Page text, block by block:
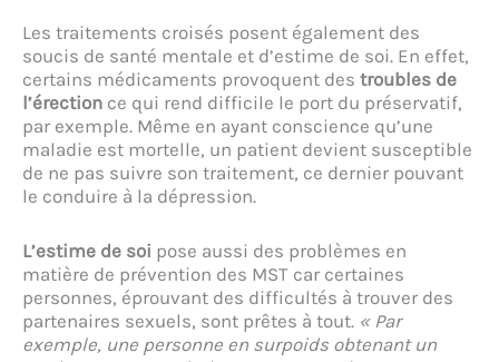
Les traitements croisés posent également des
soucis de santé mentale et d’estime de soi. En effet,
certains médicaments provoquent des troubles de
l’érection ce qui rend difficile le port du préservatif,
par exemple. Même en ayant conscience qu’une
maladie est mortelle, un patient devient susceptible
de ne pas suivre son traitement, ce dernier pouvant
le conduire à la dépression.
L’estime de soi pose aussi des problèmes en
matière de prévention des MST car certaines
personnes, éprouvant des difficultés à trouver des
partenaires sexuels, sont prêtes à tout. « Par
exemple, une personne en surpoids obtenant un